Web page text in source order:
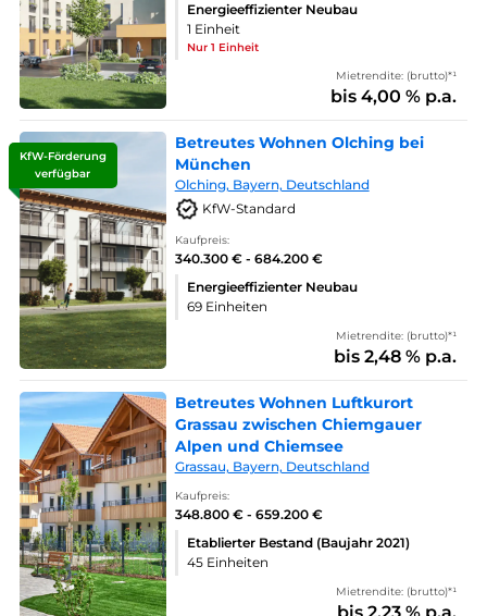
Energieeffizienter Neubau
1 Einheit
Nur 1 Einheit
Mietrendite: (brutto)*¹
bis 4,00 % p.a.
KfW-Förderung
verfügbar
Betreutes Wohnen Olching bei
München
Olching, Bayern, Deutschland
KfW-Standard
Kaufpreis:
340.300 € - 684.200 €
Energieeffizienter Neubau
69 Einheiten
Mietrendite: (brutto)*¹
bis 2,48 % p.a.
Betreutes Wohnen Luftkurort
Grassau zwischen Chiemgauer
Alpen und Chiemsee
Grassau, Bayern, Deutschland
Kaufpreis:
348.800 € - 659.200 €
Etablierter Bestand (Baujahr 2021)
45 Einheiten
Mietrendite: (brutto)*¹